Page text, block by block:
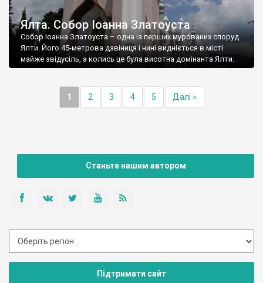
Ялта. Собор Іоанна Златоуста
Собор Іоанна Златоуста – одна із перших мурованих споруд
Ялти. Його 45-метрова дзвіниця і нині видніється в місті
майже звідусіль, а колись це була висотна домінанта Ялти.
1 2 3 4 5 Далі »
Станьте нашим автором
Підтримати сайт